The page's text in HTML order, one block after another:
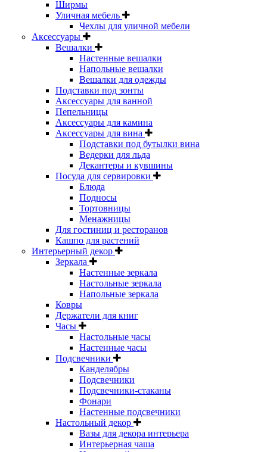
Ширмы
Уличная мебель
Чехлы для уличной мебели
Аксессуары
Вешалки
Настенные вешалки
Напольные вешалки
Вешалки для одежды
Подставки под зонты
Аксессуары для ванной
Пепельницы
Аксессуары для камина
Аксессуары для вина
Подставки под бутылки вина
Ведерки для льда
Декантеры и кувшины
Посуда для сервировки
Блюда
Подносы
Тортовницы
Менажницы
Для гостиниц и ресторанов
Кашпо для растений
Интерьерный декор
Зеркала
Настенные зеркала
Настольные зеркала
Напольные зеркала
Ковры
Держатели для книг
Часы
Настольные часы
Настенные часы
Подсвечники
Канделябры
Подсвечники
Подсвечники-стаканы
Фонари
Настенные подсвечники
Настольный декор
Вазы для декора интерьера
Интерьерная чаша